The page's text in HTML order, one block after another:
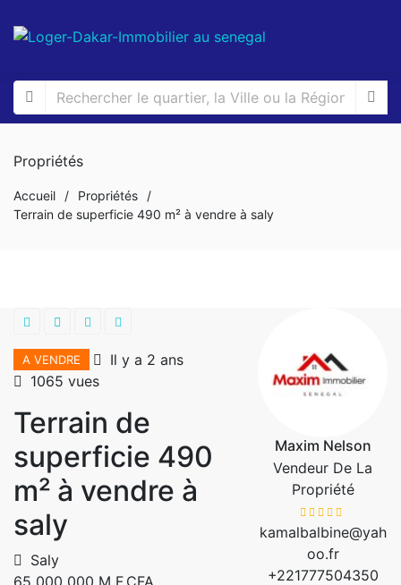
Propriétés
Accueil / Propriétés
/
Terrain de superficie 490 m² à vendre à saly
A VENDRE
Il y a 2 ans
1065 vues
Terrain de
superficie 490
m² à vendre à
saly
Saly
65 000 000 M F.CFA
Maxim Nelson
Vendeur De La
Propriété
kamalbalbine@yah
oo.fr
+221777504350